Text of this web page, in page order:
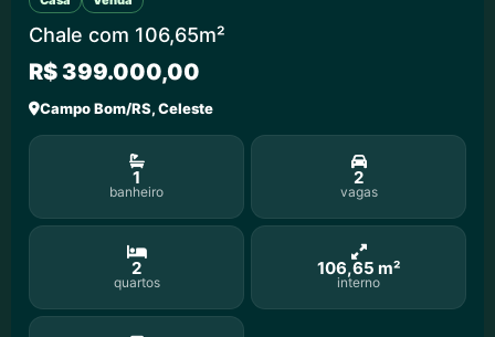
Chale com 106,65m²
R$ 399.000,00
Campo Bom/RS, Celeste
1
banheiro
2
vagas
2
quartos
106,65 m²
interno